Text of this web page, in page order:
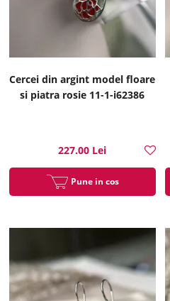
Cercei din argint model floare
si piatra rosie 11-1-i62386
227.00 Lei
Pune in cos